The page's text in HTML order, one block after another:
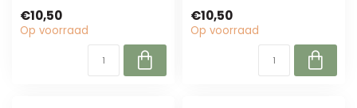
€10,50
Op voorraad
perfect ...
€10,50
Op voorraad